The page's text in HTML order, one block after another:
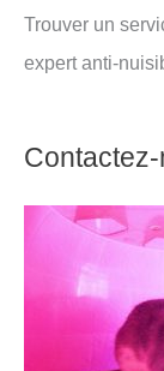
Trouver un
expert anti-